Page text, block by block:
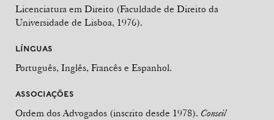
Licenciatura em Direito (Faculdade de Direito da
Universidade de Lisboa, 1976).
LÍNGUAS
Português, Inglês, Francês e Espanhol.
ASSOCIAÇÕES
Ordem dos Advogados (inscrito desde 1978). Conseil